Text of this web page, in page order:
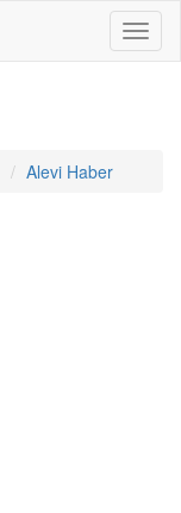
Alevi Haber